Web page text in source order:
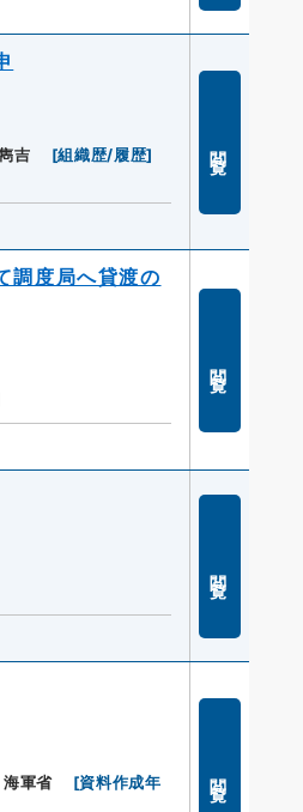
吉 [組織歴/履歴]
調度局へ貸渡の
海軍省 [資料作成年